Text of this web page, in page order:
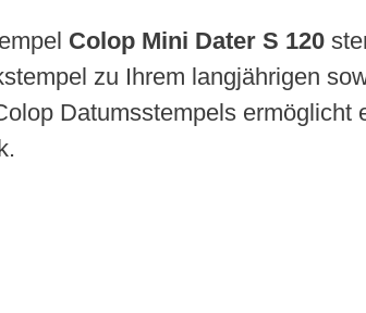
Colop Mini Dater S 120
zu Ihrem langjährigen
Datumsstempels